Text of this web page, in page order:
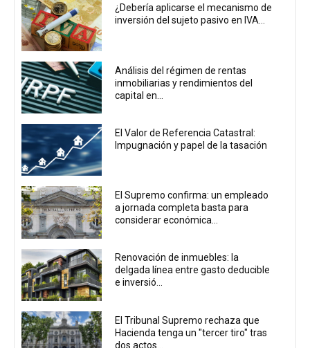
¿Debería aplicarse el mecanismo de
inversión del sujeto pasivo en IVA...
Análisis del régimen de rentas
inmobiliarias y rendimientos del
capital en...
El Valor de Referencia Catastral:
Impugnación y papel de la tasación
El Supremo confirma: un empleado
a jornada completa basta para
considerar económica...
Renovación de inmuebles: la
delgada línea entre gasto deducible
e inversió...
El Tribunal Supremo rechaza que
Hacienda tenga un "tercer tiro" tras
dos actos...